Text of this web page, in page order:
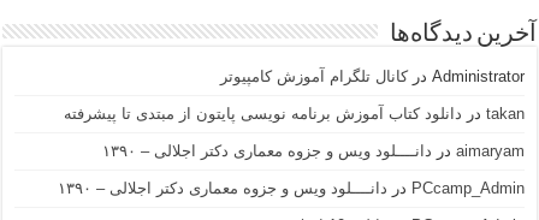
آخرین دیدگاه‌ها
Administrator درکانال تلگرام آموزش کامپیوتر
takan در دانلود کتاب آموزش برنامه نویسی پایتون از مبتدی تا پیشرفته
aimaryam در دانــــلود ویس و جزوه معماری دکتر اجلالی – ۱۳۹۰
PCcamp_Admin در دانــــلود ویس و جزوه معماری دکتر اجلالی – ۱۳۹۰